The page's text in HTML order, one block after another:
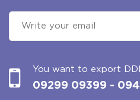
You want to export
09299 09399 -